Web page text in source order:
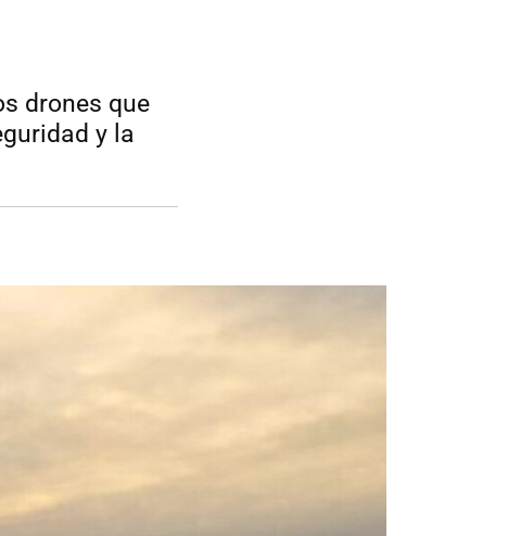
drones que
y la